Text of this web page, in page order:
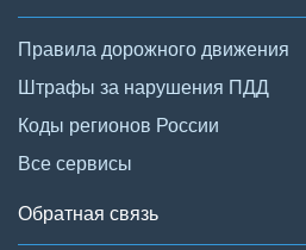
Правила дорожного движения
Штрафы за нарушения ПДД
Коды регионов России
Все сервисы
Обратная связь